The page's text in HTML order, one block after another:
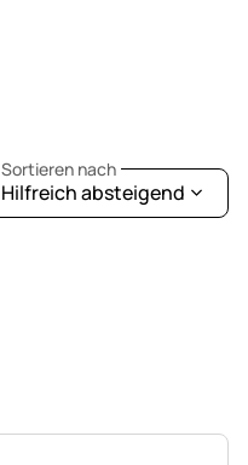
Sortieren nach
Hilfreich absteigend